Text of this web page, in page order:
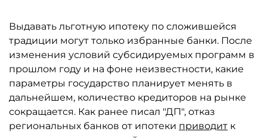
Выдавать льготную ипотеку по сложившейся
традиции могут только избранные банки. После
изменения условий субсидируемых программ в
прошлом году и на фоне неизвестности, какие
параметры государство планирует менять в
дальнейшем, количество кредиторов на рынке
сокращается. Как ранее писал "ДП", отказ
региональных банков от ипотеки приводит к